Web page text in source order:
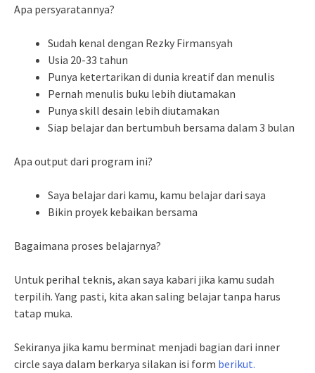
Apa persyaratannya?
Sudah kenal dengan Rezky Firmansyah
Usia 20-33 tahun
Punya ketertarikan di dunia kreatif dan menulis
Pernah menulis buku lebih diutamakan
Punya skill desain lebih diutamakan
Siap belajar dan bertumbuh bersama dalam 3 bulan
Apa output dari program ini?
Saya belajar dari kamu, kamu belajar dari saya
Bikin proyek kebaikan bersama
Bagaimana proses belajarnya?
Untuk perihal teknis, akan saya kabari jika kamu sudah
terpilih. Yang pasti, kita akan saling belajar tanpa harus
tatap muka.
Sekiranya jika kamu berminat menjadi bagian dari inner
circle saya dalam berkarya silakan isi form berikut.